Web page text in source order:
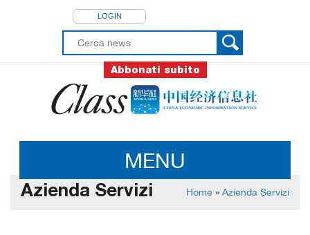
LOGIN
Abbonati subito
MENU
Azienda Servizi Home » Azienda Servizi